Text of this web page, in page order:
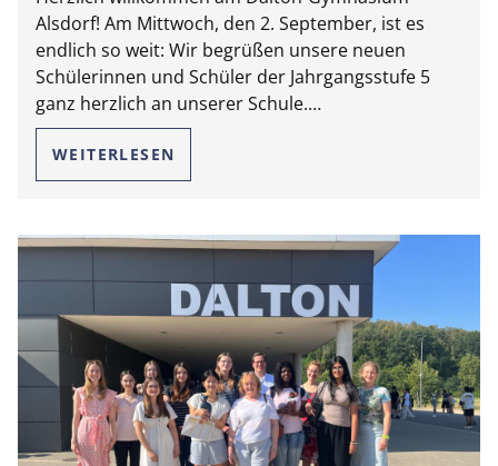
Alsdorf! Am Mittwoch, den 2. September, ist es
endlich so weit: Wir begrüßen unsere neuen
Schülerinnen und Schüler der Jahrgangsstufe 5
ganz herzlich an unserer Schule.…
WEITERLESEN